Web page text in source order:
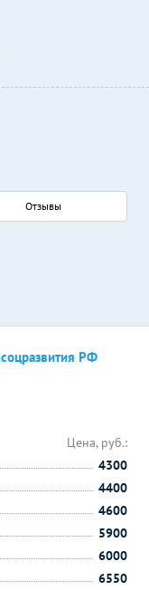
Отзывы
РФ
Цена, руб.:
4300
4400
4600
5900
6000
6550